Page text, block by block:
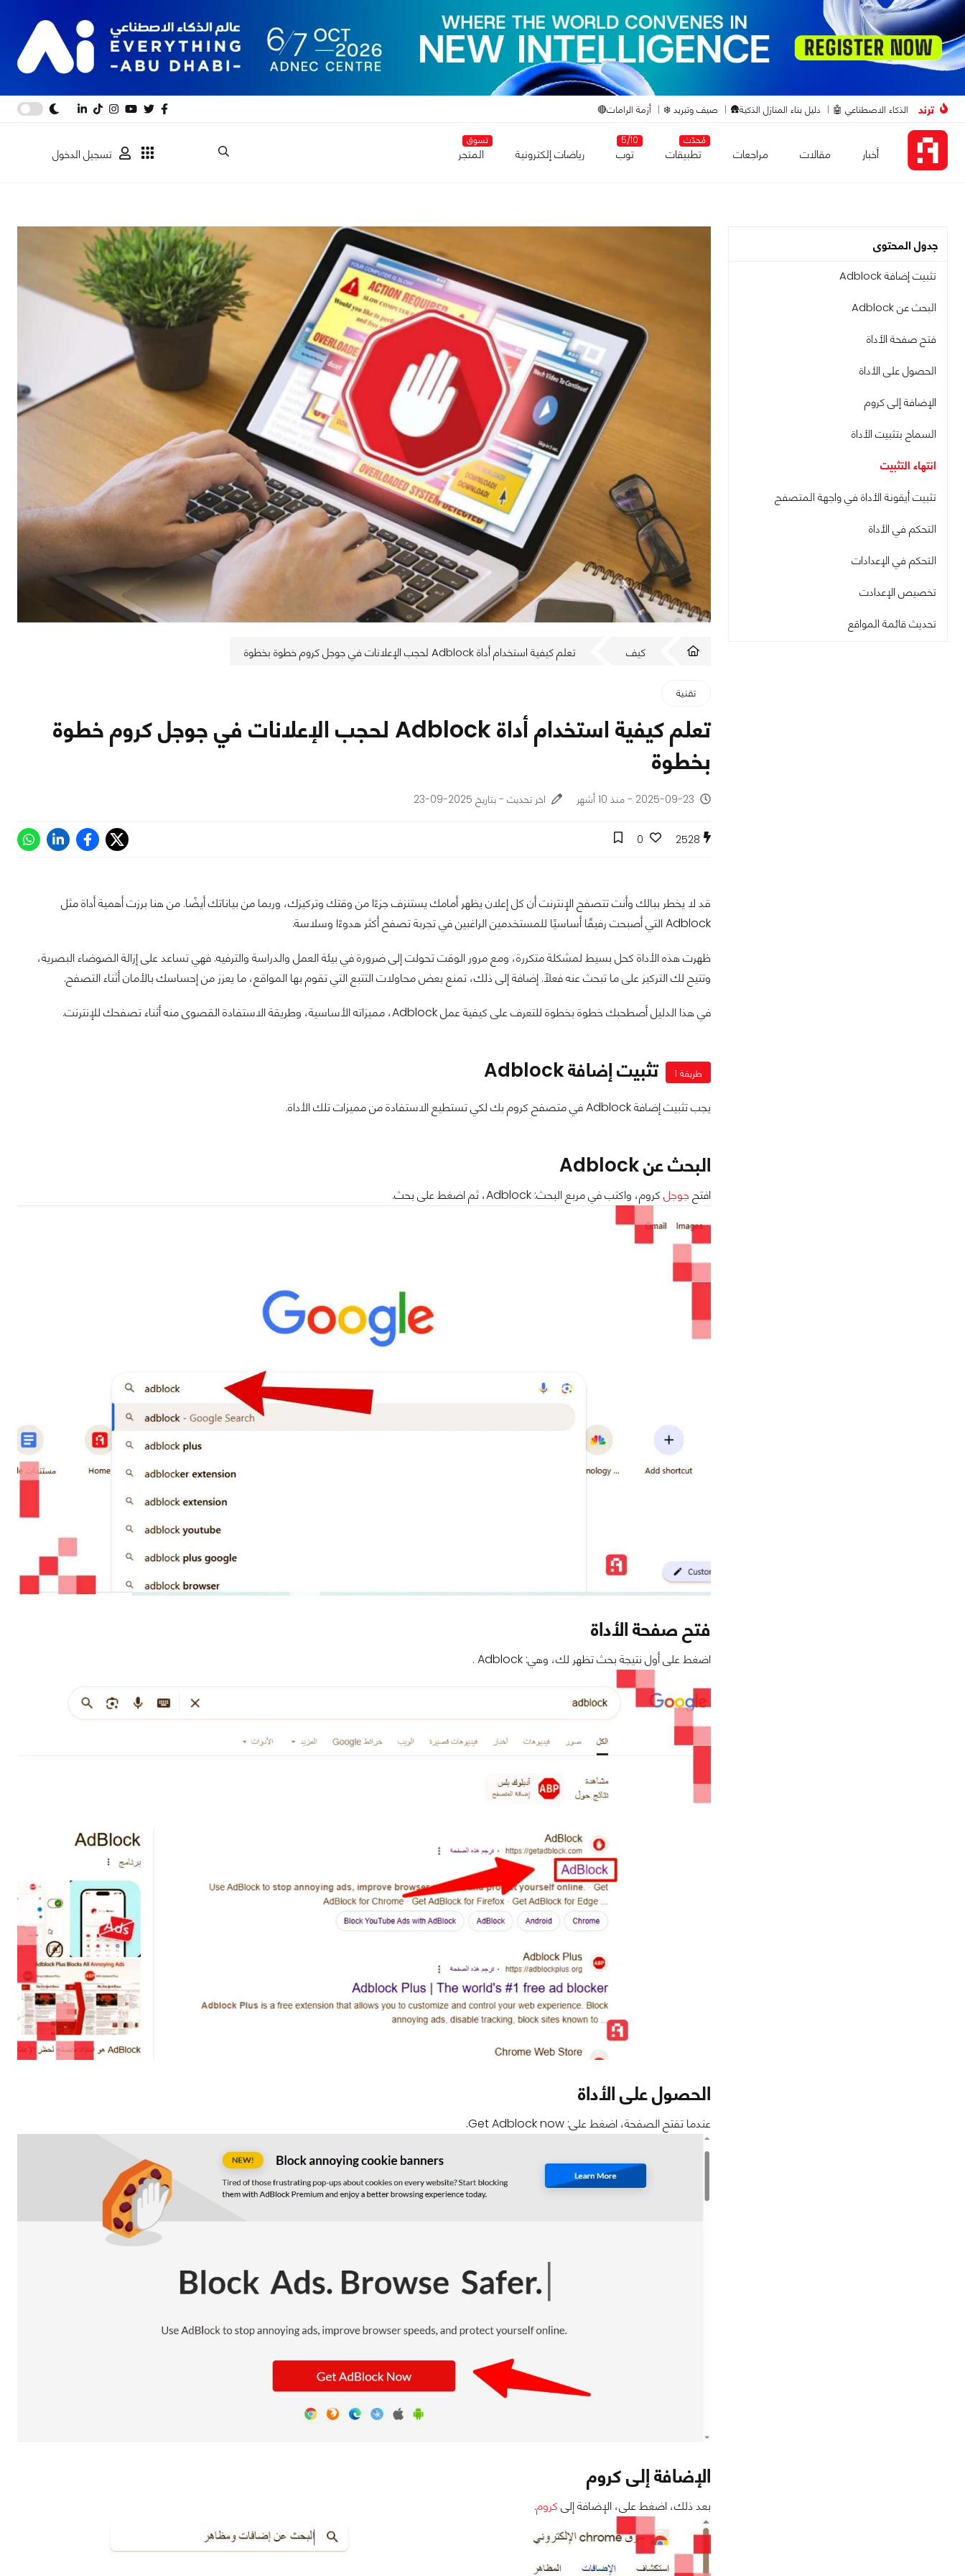
ترند الذكاء الاصطناعي 🤖 دليل بناء المنازل الذكية🛖 صيف وتبريد ❄️ أزمة الرامات🔴
أخبار مقالات مراجعات
مُحدّث
تطبيقات
5/10
توب رياضات إلكترونية
تسوق
المتجر تسجيل الدخول
جدول المحتوى
تثبيت إضافة Adblock
البحث عن Adblock
فتح صفحة الأداة
الحصول على الأداة
الإضافة إلى كروم
السماح بتثبيت الأداة
انتهاء التثبيت
تثبيت أيقونة الأداة في واجهة المتصفح
التحكم في الأداة
التحكم في الإعدادات
تخصيص الإعدادت
تحديث قائمة المواقع
كيف
تعلم كيفية استخدام أداة Adblock لحجب الإعلانات في جوجل كروم خطوة بخطوة
تقنية
تعلم كيفية استخدام أداة Adblock لحجب الإعلانات في جوجل كروم خطوة
بخطوة
2025-09-23 - منذ 10 أشهر اخر تحديث - بتاريخ 2025-09-23
2528
0
قد لا يخطر ببالك وأنت تتصفح الإنترنت أن كل إعلان يظهر أمامك يستنزف جزءًا من وقتك وتركيزك، وربما من بياناتك أيضًا. من هنا برزت أهمية أداة مثل
Adblock التي أصبحت رفيقًا أساسيًا للمستخدمين الراغبين في تجربة تصفح أكثر هدوءًا وسلاسة.
ظهرت هذه الأداة كحل بسيط لمشكلة متكررة، ومع مرور الوقت تحولت إلى ضرورة في بيئة العمل والدراسة والترفيه. فهي تساعد على إزالة الضوضاء البصرية،
وتتيح لك التركيز على ما تبحث عنه فعلًا. إضافة إلى ذلك، تمنع بعض محاولات التتبع التي تقوم بها المواقع، ما يعزز من إحساسك بالأمان أثناء التصفح.
في هذا الدليل أصطحبك خطوة بخطوة للتعرف على كيفية عمل Adblock، مميزاته الأساسية، وطريقة الاستفادة القصوى منه أثناء تصفحك للإنترنت.
طريقة 1 تثبيت إضافة Adblock
يجب تثبيت إضافة Adblock في متصفح كروم بك لكي تستطيع الاستفادة من مميزات تلك الأداة.
البحث عن Adblock
افتح جوجلكروم، واكتب في مربع البحث: Adblock، ثم اضغط على بحث.
فتح صفحة الأداة
اضغط على أول نتيجة بحث تظهر لك، وهي: Adblock .
الحصول على الأداة
عندما تفتح الصفحة، اضغط على: Get Adblock now.
الإضافة إلى كروم
بعد ذلك، اضغط على، الإضافة إلىكروم.